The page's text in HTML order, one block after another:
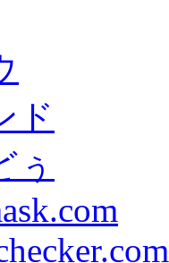
ド
ぅ